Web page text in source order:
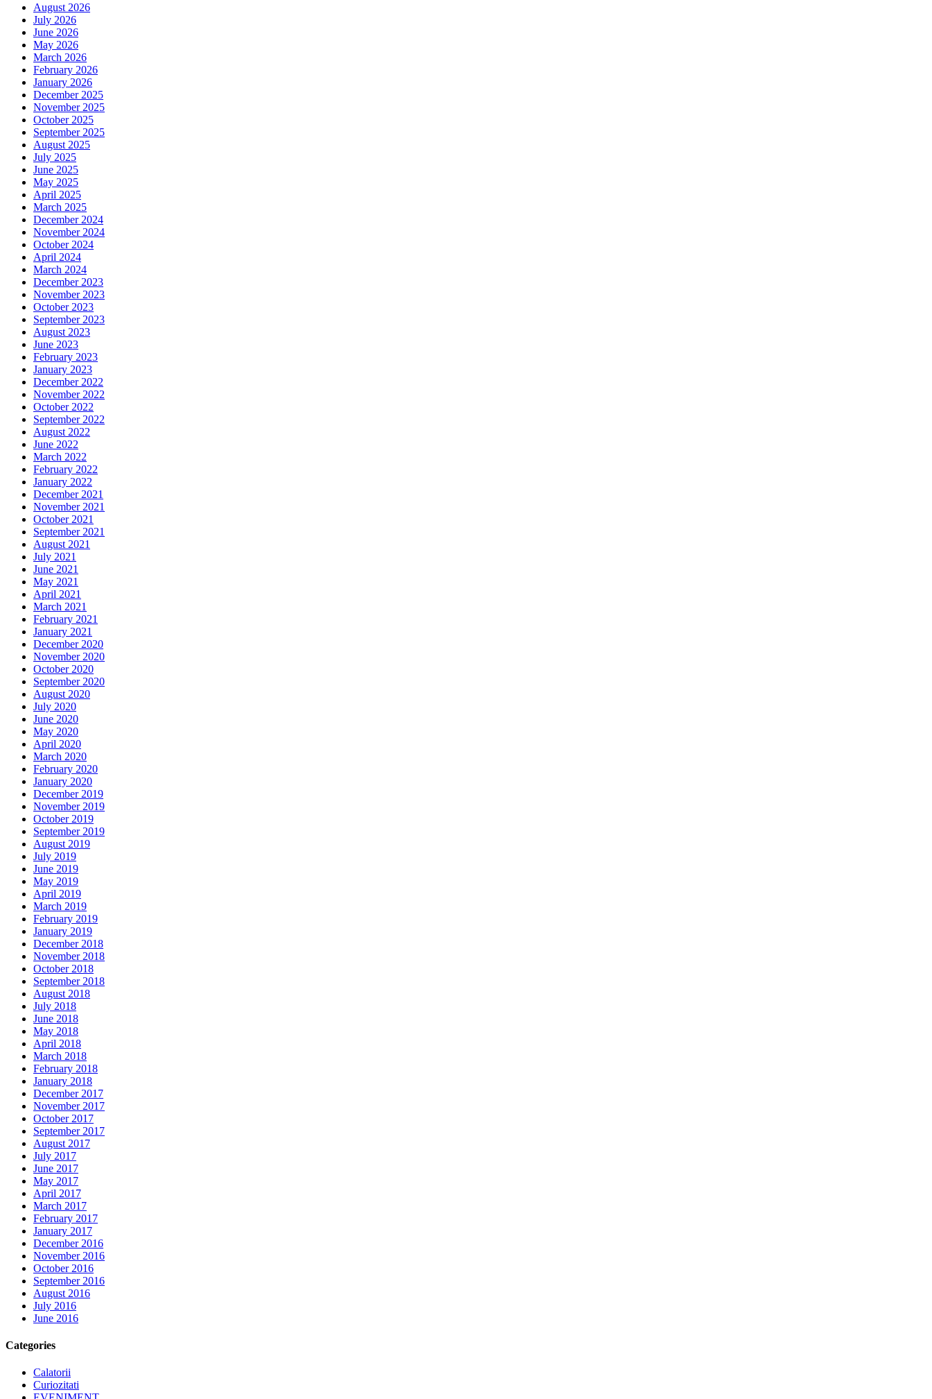
August 2026
July 2026
June 2026
May 2026
March 2026
February 2026
January 2026
December 2025
November 2025
October 2025
September 2025
August 2025
July 2025
June 2025
May 2025
April 2025
March 2025
December 2024
November 2024
October 2024
April 2024
March 2024
December 2023
November 2023
October 2023
September 2023
August 2023
June 2023
February 2023
January 2023
December 2022
November 2022
October 2022
September 2022
August 2022
June 2022
March 2022
February 2022
January 2022
December 2021
November 2021
October 2021
September 2021
August 2021
July 2021
June 2021
May 2021
April 2021
March 2021
February 2021
January 2021
December 2020
November 2020
October 2020
September 2020
August 2020
July 2020
June 2020
May 2020
April 2020
March 2020
February 2020
January 2020
December 2019
November 2019
October 2019
September 2019
August 2019
July 2019
June 2019
May 2019
April 2019
March 2019
February 2019
January 2019
December 2018
November 2018
October 2018
September 2018
August 2018
July 2018
June 2018
May 2018
April 2018
March 2018
February 2018
January 2018
December 2017
November 2017
October 2017
September 2017
August 2017
July 2017
June 2017
May 2017
April 2017
March 2017
February 2017
January 2017
December 2016
November 2016
October 2016
September 2016
August 2016
July 2016
June 2016
Categories
Calatorii
Curiozitati